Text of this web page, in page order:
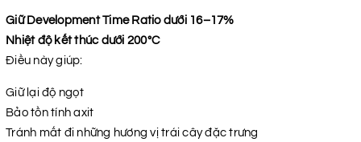
Giữ Development Time Ratio dưới 16–17%
Nhiệt độ kết thúc dưới 200°C
Điều này giúp:
Giữ lại độ ngọt
Bảo tồn tính axit
Tránh mất đi những hương vị trái cây đặc trưng